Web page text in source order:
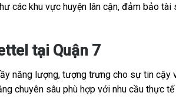
các khu vực huyện lân cận, đảm bảo
tại Quận 7
năng lượng, tượng trưng cho sự tin cậy
chuyên sâu phù hợp với nhu cầu thực